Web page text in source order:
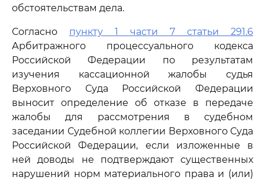
обстоятельствам дела.
Согласно пункту 1 части 7 статьи 291.6
Арбитражного процессуального кодекса
Российской Федерации по результатам
изучения кассационной жалобы судья
Верховного Суда Российской Федерации
выносит определение об отказе в передаче
жалобы для рассмотрения в судебном
заседании Судебной коллегии Верховного Суда
Российской Федерации, если изложенные в
ней доводы не подтверждают существенных
нарушений норм материального права и (или)